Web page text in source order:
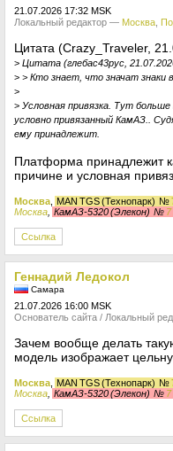
21.07.2026 17:32 MSK
Локальный редактор — Москва
Цитата (Crazy_Traveler,
> Цитата (глебас43рус,
> > Кто знает, что значат знаки
>
> Условная привязка. Тут
условно привязанный КамАЗ..
ему принадлежит.
Платформа принадлежит
причине и условная
Москва MAN TGS (Технопарк) №
Москва КамАЗ-5320 (Элекон) №
Ссылка
Геннадий Ледокол
Самара
21.07.2026 16:00 MSK
Основатель сайта / Локальный
Зачем вообще делать
модель изображает
Москва MAN TGS (Технопарк) №
Москва КамАЗ-5320 (Элекон) №
Ссылка